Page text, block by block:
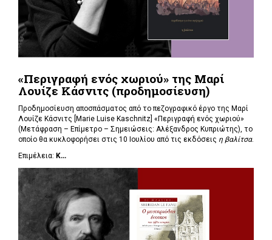
«Περιγραφή ενός χωριού» της Μαρί
Λουίζε Κάσνιτς (προδημοσίευση)
Προδημοσίευση αποσπάσματος από το πεζογραφικό έργο της Μαρί
Λουίζε Κάσνιτς [Marie Luise Kaschnitz] «Περιγραφή ενός χωριού»
(Μετάφραση – Επίμετρο – Σημειώσεις: Αλέξανδρος Κυπριώτης), το
οποίο θα κυκλοφορήσει στις 10 Ιουλίου από τις εκδόσεις η βαλίτσα.
Επιμέλεια: Κ...